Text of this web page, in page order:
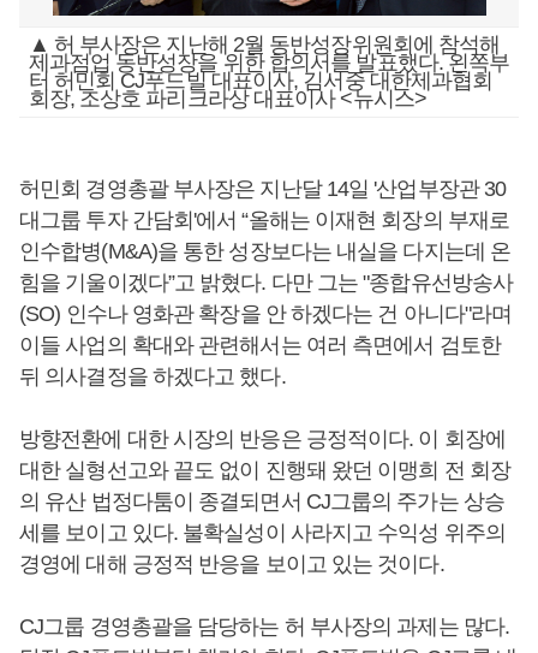
▲ 허 부사장은 지난해 2월 동반성장위원회에 참석해
제과점업 동반성장을 위한 합의서를 발표했다. 왼쪽부
터 허민회 CJ푸드빌 대표이사, 김서중 대한제과협회
회장, 조상호 파리크라상 대표이사 <뉴시스>
허민회 경영총괄 부사장은 지난달 14일 '산업부장관 30
대그룹 투자 간담회'에서 “올해는 이재현 회장의 부재로
인수합병(M&A)을 통한 성장보다는 내실을 다지는데 온
힘을 기울이겠다”고 밝혔다. 다만 그는 "종합유선방송사
(SO) 인수나 영화관 확장을 안 하겠다는 건 아니다"라며
이들 사업의 확대와 관련해서는 여러 측면에서 검토한
뒤 의사결정을 하겠다고 했다.
방향전환에 대한 시장의 반응은 긍정적이다. 이 회장에
대한 실형선고와 끝도 없이 진행돼 왔던 이맹희 전 회장
의 유산 법정다툼이 종결되면서 CJ그룹의 주가는 상승
세를 보이고 있다. 불확실성이 사라지고 수익성 위주의
경영에 대해 긍정적 반응을 보이고 있는 것이다.
CJ그룹 경영총괄을 담당하는 허 부사장의 과제는 많다.